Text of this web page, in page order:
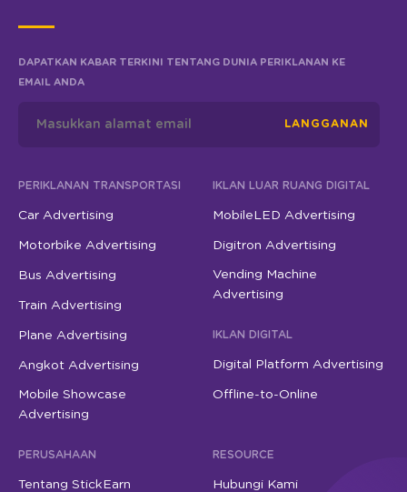
DAPATKAN KABAR TERKINI TENTANG DUNIA PERIKLANAN KE
EMAIL ANDA
LANGGANAN
PERIKLANAN TRANSPORTASI
Car Advertising
Motorbike Advertising
Bus Advertising
Train Advertising
Plane Advertising
Angkot Advertising
Mobile Showcase
Advertising
IKLAN LUAR RUANG DIGITAL
MobileLED Advertising
Digitron Advertising
Vending Machine
Advertising
IKLAN DIGITAL
Digital Platform Advertising
Offline-to-Online
PERUSAHAAN
Tentang StickEarn
RESOURCE
Hubungi Kami